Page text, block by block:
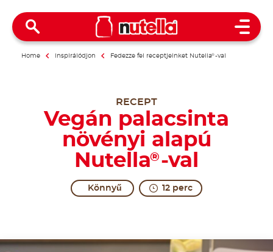
Open
Home Inspirálódjon Fedezze fel receptjeinket Nutella®-val
RECEPT
Vegán palacsinta
növényi alapú
Nutella® -val
Könnyű 12 perc